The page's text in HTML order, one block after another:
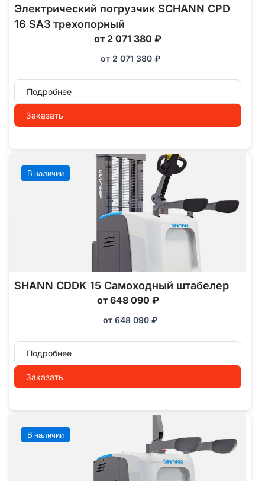
Электрический погрузчик SCHANN CPD
16 SA3 трехопорный
от 2 071 380 ₽
от 2 071 380 ₽
Подробнее
Заказать
В наличии
SHANN CDDK 15 Самоходный штабелер
от 648 090 ₽
от 648 090 ₽
Подробнее
Заказать
В наличии